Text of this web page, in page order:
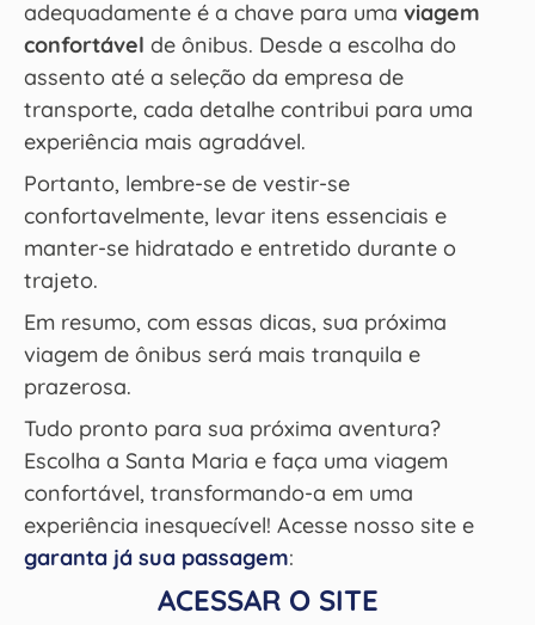
adequadamente é a chave para uma viagem
confortável de ônibus. Desde a escolha do
assento até a seleção da empresa de
transporte, cada detalhe contribui para uma
experiência mais agradável.
Portanto, lembre-se de vestir-se
confortavelmente, levar itens essenciais e
manter-se hidratado e entretido durante o
trajeto.
Em resumo, com essas dicas, sua próxima
viagem de ônibus será mais tranquila e
prazerosa.
Tudo pronto para sua próxima aventura?
Escolha a Santa Maria e faça uma viagem
confortável, transformando-a em uma
experiência inesquecível! Acesse nosso site e
garanta já sua passagem:
ACESSAR O SITE